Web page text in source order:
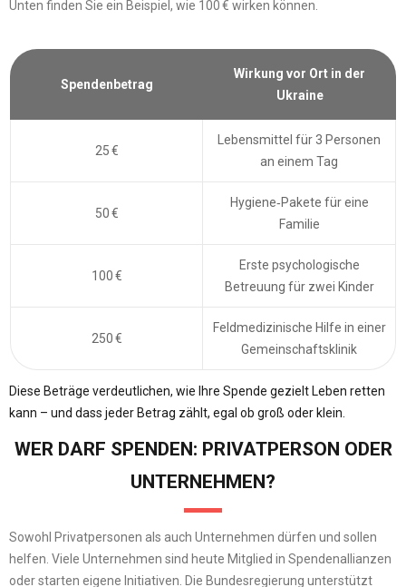
Unten finden Sie ein Beispiel, wie 100 € wirken können.
Spendenbetrag
Wirkung vor Ort in der
Ukraine
25 €
Lebensmittel für 3 Personen
an einem Tag
50 €
Hygiene‑Pakete für eine
Familie
100 €
Erste psychologische
Betreuung für zwei Kinder
250 €
Feldmedizinische Hilfe in einer
Gemeinschaftsklinik
Diese Beträge verdeutlichen, wie Ihre Spende gezielt Leben retten
kann – und dass jeder Betrag zählt, egal ob groß oder klein.
WER DARF SPENDEN: PRIVATPERSON ODER
UNTERNEHMEN?
Sowohl Privatpersonen als auch Unternehmen dürfen und sollen
helfen. Viele Unternehmen sind heute Mitglied in Spendenallianzen
oder starten eigene Initiativen. Die Bundesregierung unterstützt